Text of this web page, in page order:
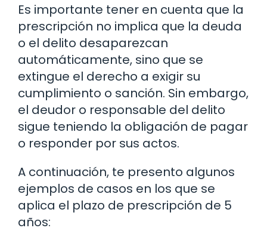
Es importante tener en cuenta que la
prescripción no implica que la deuda
o el delito desaparezcan
automáticamente, sino que se
extingue el derecho a exigir su
cumplimiento o sanción. Sin embargo,
el deudor o responsable del delito
sigue teniendo la obligación de pagar
o responder por sus actos.
A continuación, te presento algunos
ejemplos de casos en los que se
aplica el plazo de prescripción de 5
años: